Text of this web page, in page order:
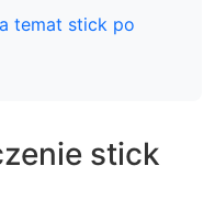
temat stick po
stick